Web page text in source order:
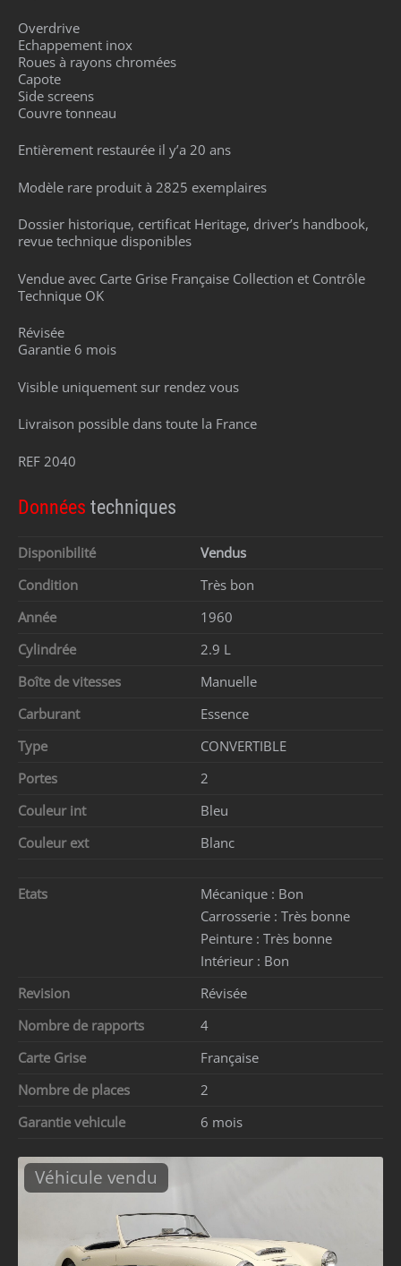
Overdrive
Echappement inox
Roues à rayons chromées
Capote
Side screens
Couvre tonneau
Entièrement restaurée il y’a 20 ans
Modèle rare produit à 2825 exemplaires
Dossier historique, certificat Heritage, driver’s handbook,
revue technique disponibles
Vendue avec Carte Grise Française Collection et Contrôle
Technique OK
Révisée
Garantie 6 mois
Visible uniquement sur rendez vous
Livraison possible dans toute la France
REF 2040
Données techniques
Disponibilité
Vendus
Condition
Très bon
Année
1960
Cylindrée
2.9 L
Boîte de vitesses
Manuelle
Carburant
Essence
Type
CONVERTIBLE
Portes
2
Couleur int
Bleu
Couleur ext
Blanc
Etats Mécanique : Bon
Carrosserie : Très bonne
Peinture : Très bonne
Intérieur : Bon
Revision
Révisée
Nombre de rapports
4
Carte Grise
Française
Nombre de places
2
Garantie vehicule
6 mois
Véhicule vendu